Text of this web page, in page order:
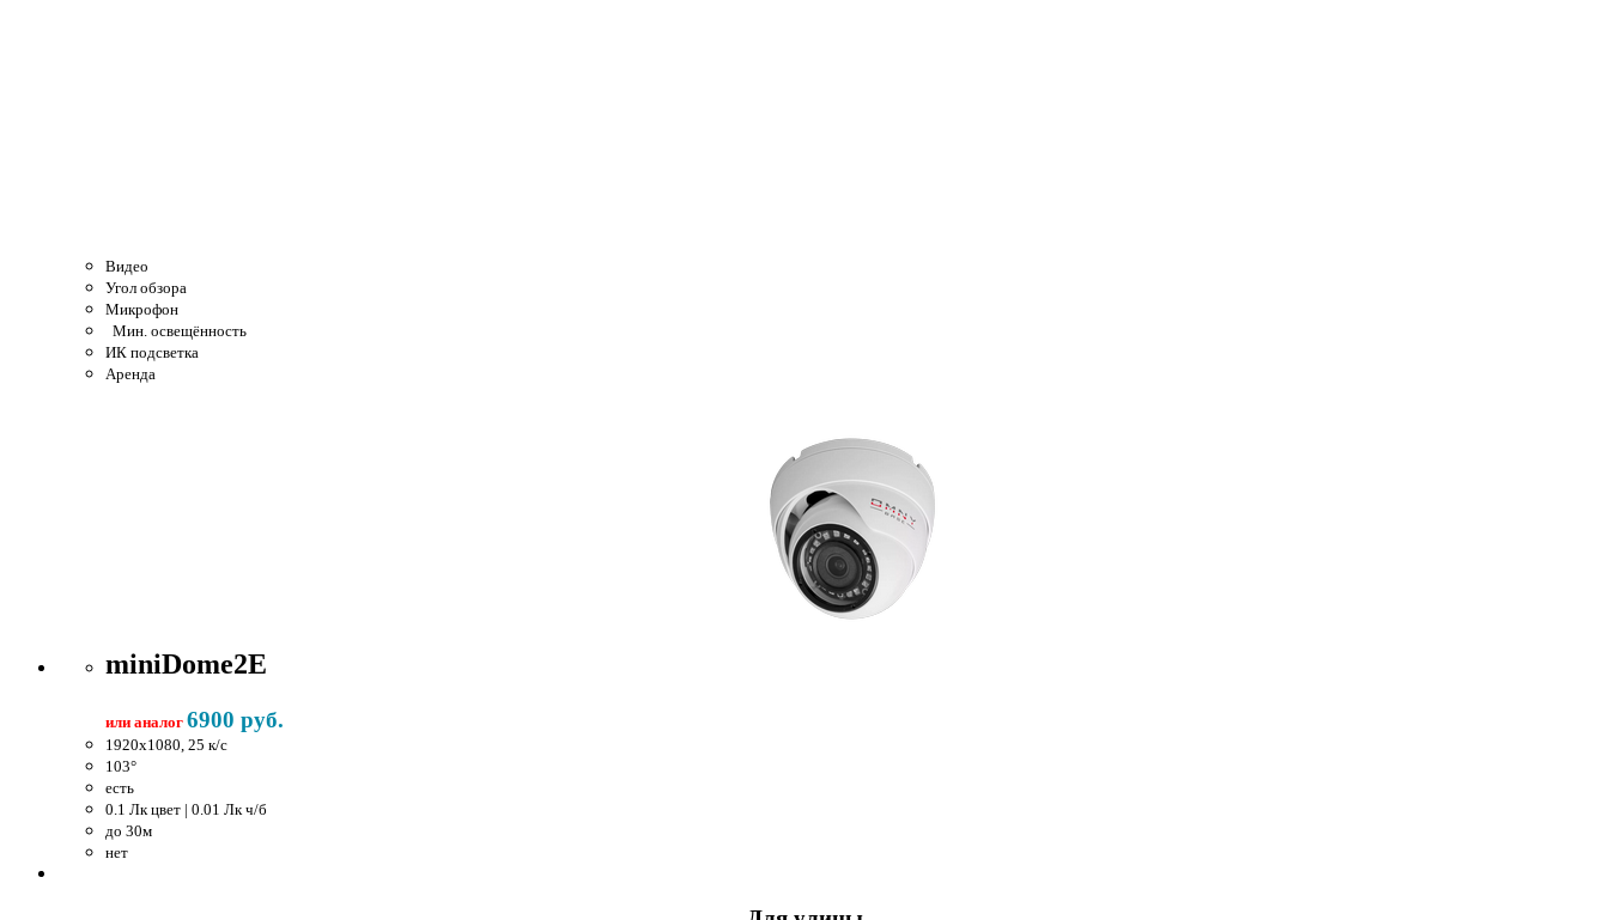
Видео
Угол обзора
Микрофон
Мин. освещённость
ИК подсветка
Аренда
miniDome2E
или аналог 6900 руб.
1920x1080, 25 к/c
103°
есть
0.1 Лк цвет | 0.01 Лк ч/б
до 30м
нет